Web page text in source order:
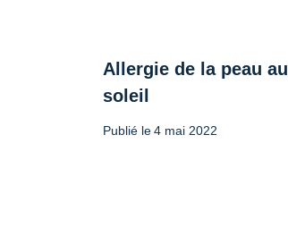
Allergie de la peau au
soleil
Publié le 4 mai 2022